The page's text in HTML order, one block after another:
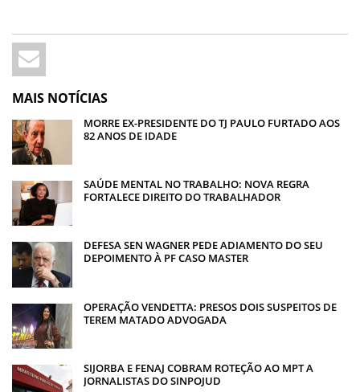
MAIS NOTÍCIAS
MORRE EX-PRESIDENTE DO TJ PAULO FURTADO AOS
82 ANOS DE IDADE
SAÚDE MENTAL NO TRABALHO: NOVA REGRA
FORTALECE DIREITO DO TRABALHADOR
DEFESA SEN WAGNER PEDE ADIAMENTO DO SEU
DEPOIMENTO À PF CASO MASTER
OPERAÇÃO VENDETTA: PRESOS DOIS SUSPEITOS DE
TEREM MATADO ADVOGADA
SIJORBA E FENAJ COBRAM ROTEÇÃO AO MPT A
JORNALISTAS DO SINPOJUD